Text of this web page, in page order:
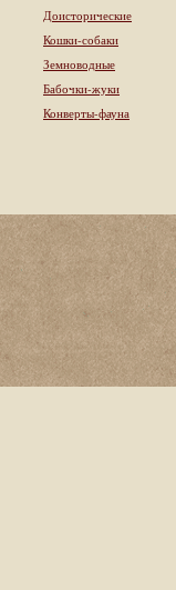
Доисторические
Кошки-собаки
Земноводные
Бабочки-жуки
Конверты-фауна